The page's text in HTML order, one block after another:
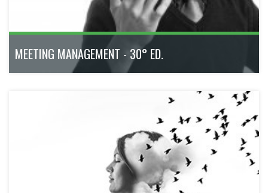
MEETING MANAGEMENT - 30° ED.
Acquisisci le competenze e gli strumenti per diventare un
professionista dell'organizzazione eventi. Con il patrocinio
di Federcongressi&eventi, l'associazione più importante della
Meeting & Incentive Industry italiana.
ottobre 2026 - aprile 2027 180h
Bologna